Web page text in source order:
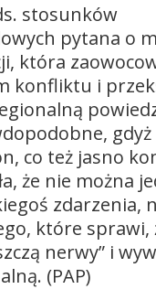
stosunków
pytana o
która
konfliktu i
co też jasno
że nie można
zdarzenia,
które sprawi,
nerwy” i
(PAP)